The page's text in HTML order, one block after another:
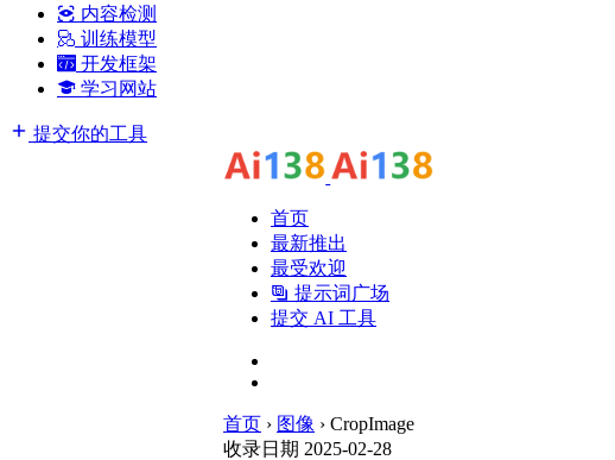
内容检测
训练模型
开发框架
学习网站
提交你的工具
首页
最新推出
最受欢迎
提示词广场
提交 AI 工具
首页 › 图像 › CropImage
收录日期 2025-02-28